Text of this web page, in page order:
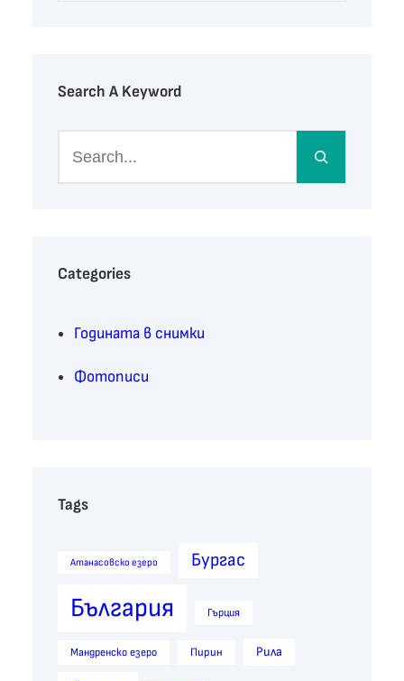
Search A Keyword
h
Categories
Годината в снимки
Фотописи
Tags
Атанасовско езеро Бургас
България Гърция
Мандренско езеро Пирин Рила